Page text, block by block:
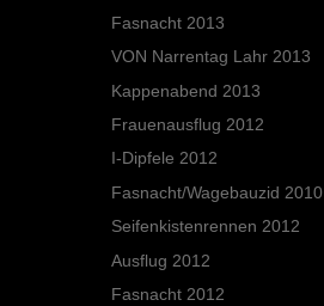
Fasnacht 2013
VON Narrentag Lahr 2013
Kappenabend 2013
Frauenausflug 2012
I-Dipfele 2012
Fasnacht/Wagebauzid 2010
Seifenkistenrennen 2012
Ausflug 2012
Fasnacht 2012